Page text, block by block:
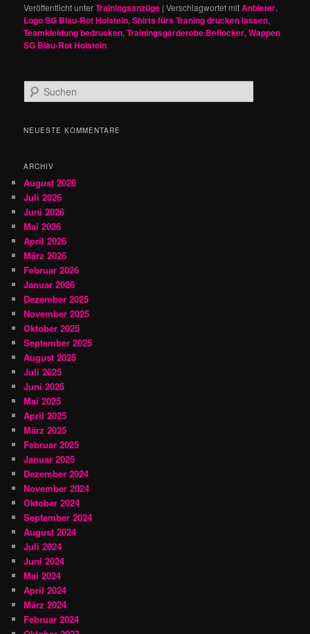
Veröffentlicht unterTrainingsanzüge |Verschlagwortet mitAnbieter,
Logo SG Blau-Rot Holstein,Shirts fürs Traning drucken lassen,
Teamkleidung bedrucken,Trainingsgarderobe Beflocker,Wappen
SG Blau-Rot Holstein
u
h
NEUESTE KOMMENTARE
ARCHIV
August 2026
Juli 2026
Juni 2026
Mai 2026
April 2026
März 2026
Februar 2026
Januar 2026
Dezember 2025
November 2025
Oktober 2025
September 2025
August 2025
Juli 2025
Juni 2025
Mai 2025
April 2025
März 2025
Februar 2025
Januar 2025
Dezember 2024
November 2024
Oktober 2024
September 2024
August 2024
Juli 2024
Juni 2024
Mai 2024
April 2024
März 2024
Februar 2024